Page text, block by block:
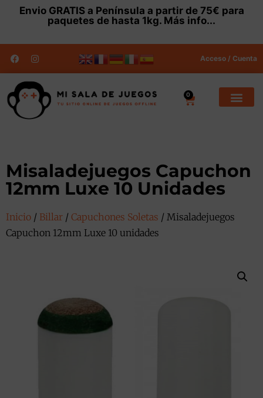
Envio GRATISa Península a partir de 75€ para
paquetes de hasta 1kg. Más info...
Acceso / Cuenta
0
Misaladejuegos Capuchon
12mm Luxe 10 Unidades
Inicio / Billar / Capuchones Soletas / Misaladejuegos
Capuchon 12mm Luxe 10 unidades